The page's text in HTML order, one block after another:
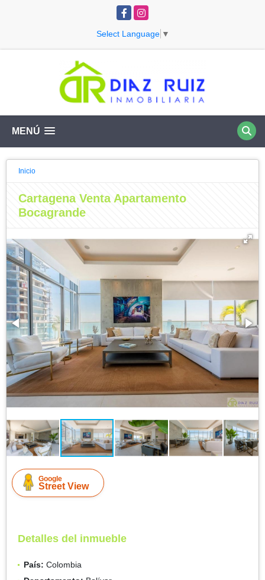
FacebookInstagram
Select Language ▼
MENÚ
Inicio
Cartagena Venta Apartamento
Bocagrande
Google
Street View
Detalles del inmueble
País: Colombia